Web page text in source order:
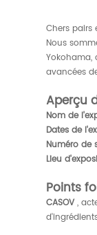
Chers pairs
Nous
Yokohama,
avancées
Aperçu
Nom de
Dates de
Numéro de
Lieu
Points
CASOV,